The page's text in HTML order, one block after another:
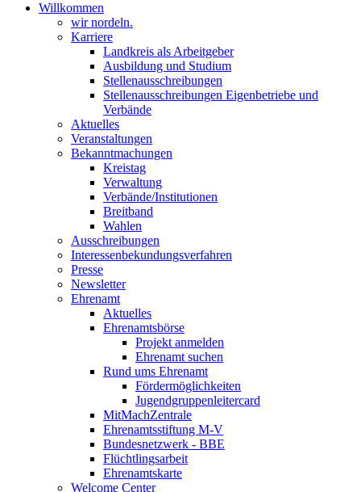
Willkommen
wir nordeln.
Karriere
Landkreis als Arbeitgeber
Ausbildung und Studium
Stellenausschreibungen
Stellenausschreibungen Eigenbetriebe und
Verbände
Aktuelles
Veranstaltungen
Bekanntmachungen
Kreistag
Verwaltung
Verbände/Institutionen
Breitband
Wahlen
Ausschreibungen
Interessen­bekundungsverfahren
Presse
Newsletter
Ehrenamt
Aktuelles
Ehrenamtsbörse
Projekt anmelden
Ehrenamt suchen
Rund ums Ehrenamt
Fördermöglichkeiten
Jugendgruppenleitercard
MitMachZentrale
Ehrenamtsstiftung M-V
Bundesnetzwerk - BBE
Flüchtlingsarbeit
Ehrenamtskarte
Welcome Center